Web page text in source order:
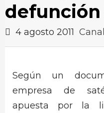
defunción
4 agosto 2011
Según un
empresa de
apuesta por la